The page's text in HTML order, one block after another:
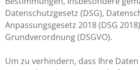
Datenschutzgesetz (DSG),
Anpassungsgesetz 2018 (DSG
Grundverordnung (DSGVO).
Um zu verhindern, dass Ihre